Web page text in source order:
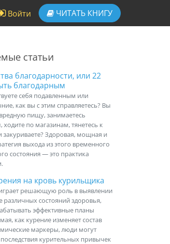
Войти ЧИТАТЬ КНИГУ
статьи
благодарности, или 22
благодарным
себя подавленным или
как вы с этим справляетесь? Вы
пищу, занимаетесь
по магазинам, тянетесь к
закуриваете? Здоровая, мощная и
выхода из этого временного
состояния — это практика
на кровь курильщика
решающую роль в выявлении
различных состояний здоровья,
эффективные планы
как курение изменяет состав
маркеры, люди могут
курительных привычек